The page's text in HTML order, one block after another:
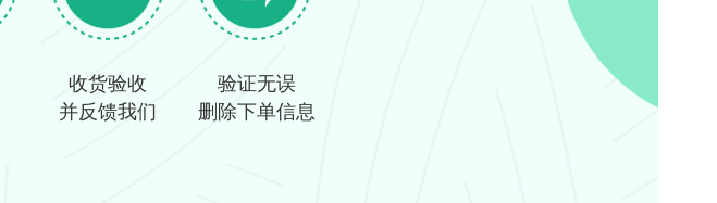
收货验收
并反馈我们
验证无误
删除下单信息